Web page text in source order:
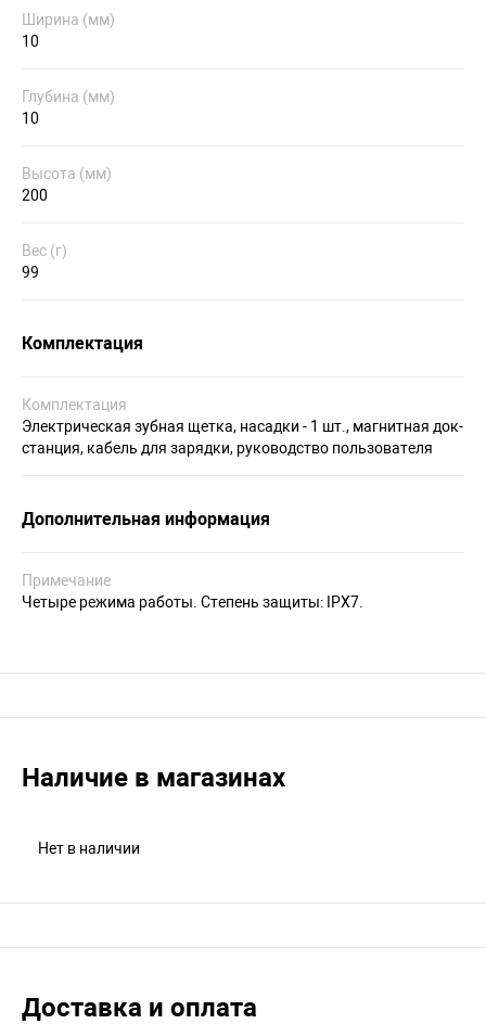
Ширина (мм)
10
Глубина (мм)
10
Высота (мм)
200
Вес (г)
99
Комплектация
Комплектация
Электрическая зубная щетка, насадки - 1 шт., магнитная док-
станция, кабель для зарядки, руководство пользователя
Дополнительная информация
Примечание
Четыре режима работы. Степень защиты: IPX7.
Наличие в магазинах
Нет в наличии
Доставка и оплата